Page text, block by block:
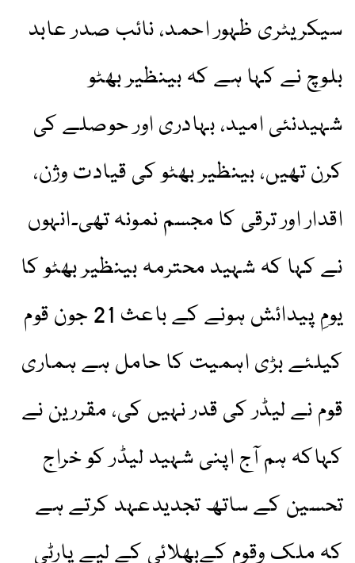
سیکریٹری ظہور احمد، نائب صدر عابد
بلوچ نے کہا ہے کہ بینظیر بھٹو
شہیدنئی امید، بہادری اور حوصلے کی
کرن تھیں، بینظیر بھٹو کی قیادت وژن،
اقدار اور ترقی کا مجسم نمونہ تھی۔انہوں
نے کہا کہ شہید محترمہ بینظیر بھٹو کا
یومِ پیدائش ہونے کے باعث 21 جون قوم
کیلئے بڑی اہمیت کا حامل ہے ہماری
قوم نے لیڈر کی قدر نہیں کی، مقررین نے
کہاکہ ہم آج اپنی شہید لیڈر کو خراج
تحسین کے ساتھ تجدیدعہد کرتے ہے
کہ ملک وقوم کےبھلائی کے لیے پارٹی